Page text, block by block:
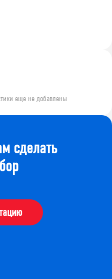
еще не добавлены
сделать